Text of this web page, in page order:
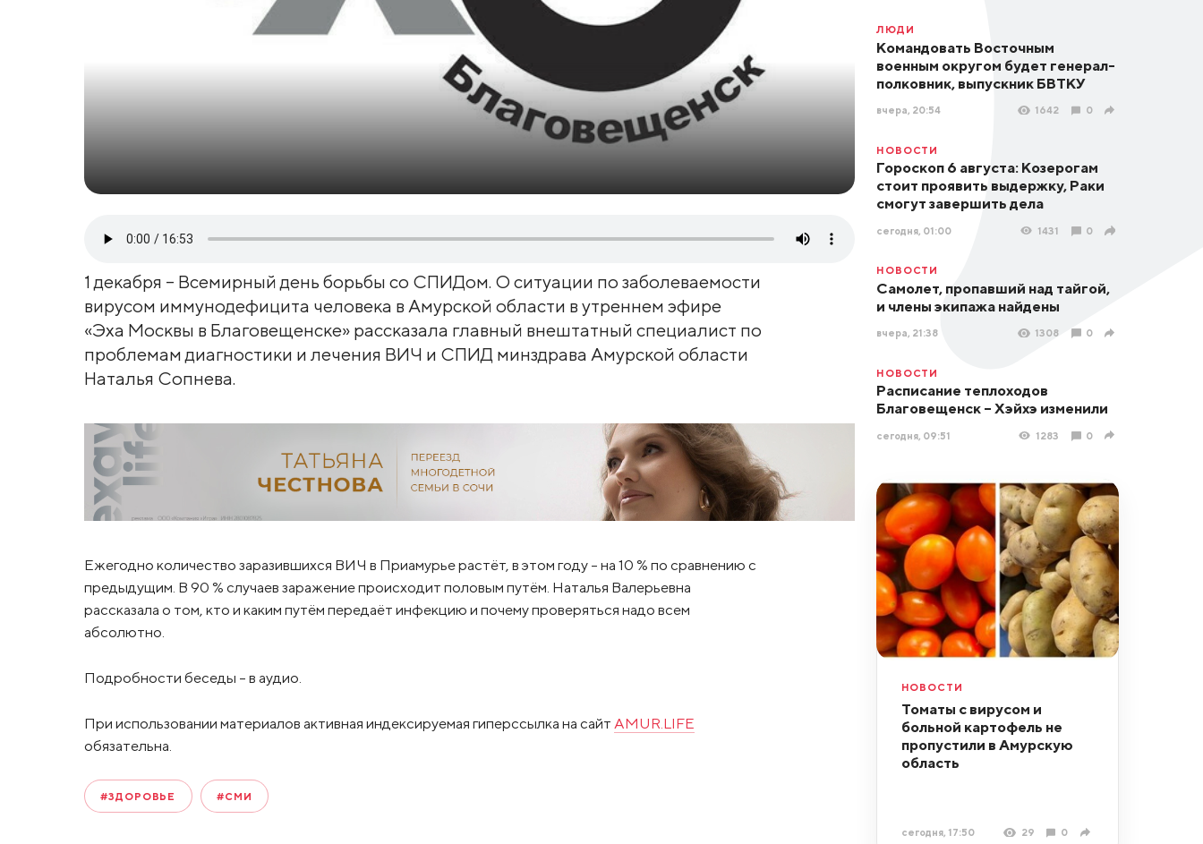
1 декабря – Всемирный день борьбы со СПИДом. О ситуации по заболеваемости
вирусом иммунодефицита человека в Амурской области в утреннем эфире
«Эха Москвы в Благовещенске» рассказала главный внештатный специалист по
проблемам диагностики и лечения ВИЧ и СПИД минздрава Амурской области
Наталья Сопнева.
Ежегодно количество заразившихся ВИЧ в Приамурье растёт, в этом году – на 10 % по сравнению с
предыдущим. В 90 % случаев заражение происходит половым путём. Наталья Валерьевна
рассказала о том, кто и каким путём передаёт инфекцию и почему проверяться надо всем
абсолютно.
Подробности беседы – в аудио.
При использовании материалов активная индексируемая гиперссылка на сайт AMUR.LIFE
обязательна.
#ЗДОРОВЬЕ #СМИ
ЛЮДИ
Командовать Восточным
военным округом будет генерал-
полковник, выпускник БВТКУ
вчера, 20:54 1642 0
НОВОСТИ
Гороскоп 6 августа: Козерогам
стоит проявить выдержку, Раки
смогут завершить дела
сегодня, 01:00 1431 0
НОВОСТИ
Самолет, пропавший над тайгой,
и члены экипажа найдены
вчера, 21:38 1308 0
НОВОСТИ
Расписание теплоходов
Благовещенск – Хэйхэ изменили
сегодня, 09:51 1283 0
НОВОСТИ
Томаты с вирусом и
больной картофель не
пропустили в Амурскую
область
сегодня, 17:50 29 0